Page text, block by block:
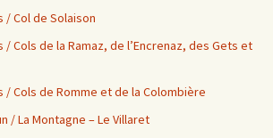
/ Col de Solaison
/ Cols de la Ramaz, de l’Encrenaz, des Gets et
/ Cols de Romme et de la Colombière
/ La Montagne – Le Villaret